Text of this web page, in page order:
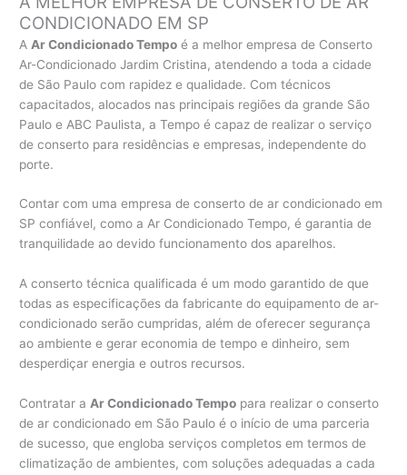
CONDICIONADO EM SP
A Ar Condicionado Tempo é a melhor empresa de Conserto
Ar-Condicionado Jardim Cristina, atendendo a toda a cidade
de São Paulo com rapidez e qualidade. Com técnicos
capacitados, alocados nas principais regiões da grande São
Paulo e ABC Paulista, a Tempo é capaz de realizar o serviço
de conserto para residências e empresas, independente do
porte.
Contar com uma empresa de conserto de ar condicionado em
SP confiável, como a Ar Condicionado Tempo, é garantia de
tranquilidade ao devido funcionamento dos aparelhos.
A conserto técnica qualificada é um modo garantido de que
todas as especificações da fabricante do equipamento de ar-
condicionado serão cumpridas, além de oferecer segurança
ao ambiente e gerar economia de tempo e dinheiro, sem
desperdiçar energia e outros recursos.
Contratar a Ar Condicionado Tempo para realizar o conserto
de ar condicionado em São Paulo é o início de uma parceria
de sucesso, que engloba serviços completos em termos de
climatização de ambientes, com soluções adequadas a cada